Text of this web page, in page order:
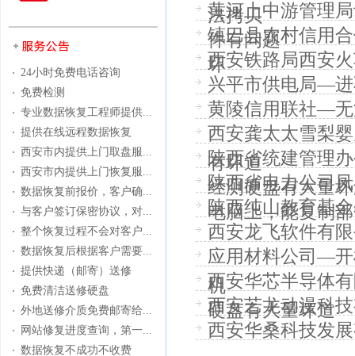
24小时免费电话咨询
免费检测
专业数据恢复工程师提供...
提供在线远程数据恢复
西安市内提供上门取盘服...
西安市内提供上门恢复服...
数据恢复前报价，客户确...
与客户签订保密协议，对...
整个恢复过程不会对客户...
数据恢复后根据客户需要...
提供快递（邮寄）送修
免费清洁送修硬盘
外地送修介质免费邮寄给...
网站修复进度查询，第一...
数据恢复不成功不收费
法拷贝
黄河上中游管理
件有问题
镇巴县农村信用
坏
西安铁路局西安
兴平市供电局—进
黄陵信用联社—
西安龚太太雪梨
有坏道
陕西省统建管理
经测硬盘有大量
陕西省电力公司
电脑上，能复制
陕西纯山教育基
西安龙飞软件有
应用材料公司—开
机
西安华芯半导体
硬盘有大量坏道
西安艺龙动漫科
西安华桑科技发